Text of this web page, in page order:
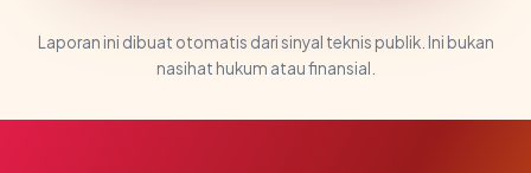
Laporan ini dibuat otomatis dari sinyal teknis publik. Ini bukan
nasihat hukum atau finansial.